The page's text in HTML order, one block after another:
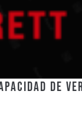
de